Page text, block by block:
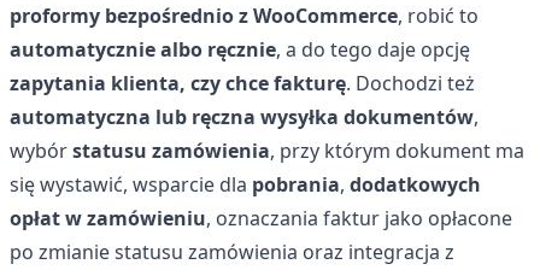
proformy bezpośrednio z WooCommerce, robić to
automatycznie albo ręcznie, a do tego daje opcję
zapytania klienta, czy chce fakturę. Dochodzi też
automatyczna lub ręczna wysyłka dokumentów,
wybórstatusu zamówienia, przy którym dokument ma
się wystawić, wsparcie dla pobrania, dodatkowych
opłat w zamówieniu, oznaczania faktur jako opłacone
po zmianie statusu zamówienia oraz integracja z